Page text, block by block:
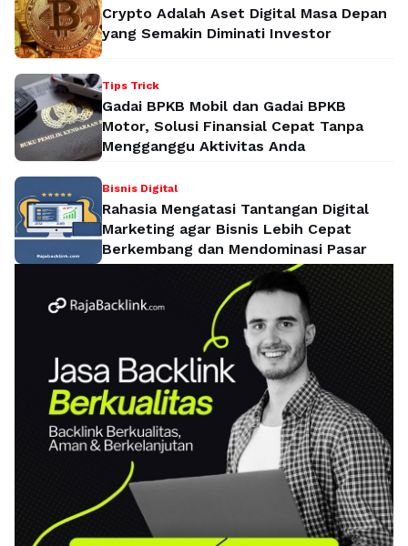
Crypto Adalah Aset Digital Masa Depan
yang Semakin Diminati Investor
Tips Trick
Gadai BPKB Mobil dan Gadai BPKB
Motor, Solusi Finansial Cepat Tanpa
Mengganggu Aktivitas Anda
Bisnis Digital
Rahasia Mengatasi Tantangan Digital
Marketing agar Bisnis Lebih Cepat
Berkembang dan Mendominasi Pasar